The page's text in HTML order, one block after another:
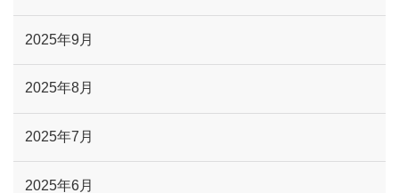
2025年9月
2025年8月
2025年7月
2025年6月